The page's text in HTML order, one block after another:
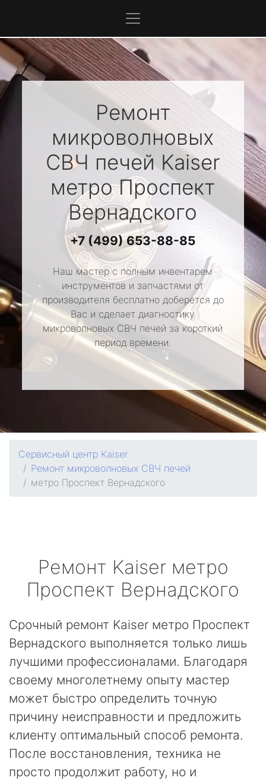
Ремонт
микроволновых
СВЧ печей Kaiser
метро Проспект
Вернадского
+7 (499) 653-88-85
Наш мастер с полным инвентарем
инструментов и запчастями от
производителя бесплатно доберется до
Вас и сделает диагностику
микроволновых СВЧ печей за короткий
период времени.
Сервисный центр Kaiser
Ремонт микроволновых СВЧ печей
метро Проспект Вернадского
Ремонт Kaiser метро
Проспект Вернадского
Срочный ремонт Kaiser метро Проспект
Вернадского выполняется только лишь
лучшими профессионалами. Благодаря
своему многолетнему опыту мастер
может быстро определить точную
причину неисправности и предложить
клиенту оптимальный способ ремонта.
После восстановления, техника не
просто продолжит работу, но и